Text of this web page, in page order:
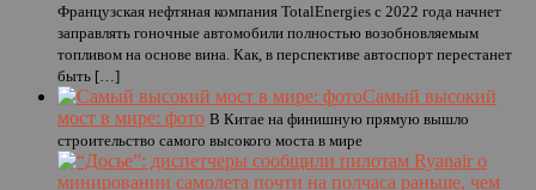
Французская нефтяная компания TotalEnergies c 2022 года начнет
заправлять гоночные автомобили полностью возобновляемым
топливом на основе вина. Как, в перспективе автоспорт перестанет
быть […]
Самый высокий
мост в мире: фото В Китае на финишную прямую вышло
строительство самого высокого моста в мире